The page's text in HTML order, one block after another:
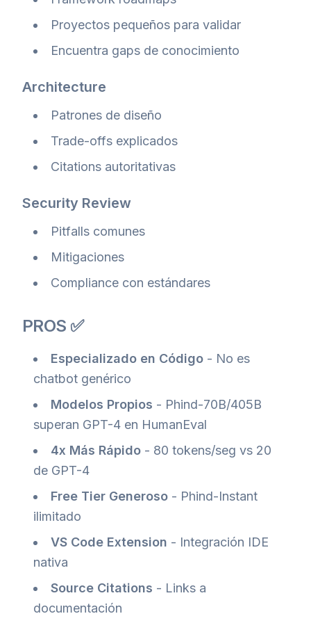
Proyectos pequeños para validar
Encuentra gaps de conocimiento
Architecture
Patrones de diseño
Trade-offs explicados
Citations autoritativas
Security Review
Pitfalls comunes
Mitigaciones
Compliance con estándares
PROS ✅
Especializado en Código - No es
chatbot genérico
Modelos Propios - Phind-70B/405B
superan GPT-4 en HumanEval
4x Más Rápido - 80 tokens/seg vs 20
de GPT-4
Free Tier Generoso - Phind-Instant
ilimitado
VS Code Extension - Integración IDE
nativa
Source Citations - Links a
documentación